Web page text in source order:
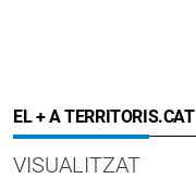
EL + A TERRITORIS.CAT
VISUALITZAT